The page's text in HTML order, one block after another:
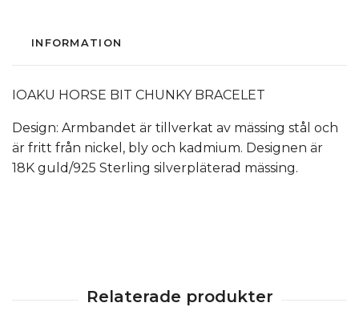
INFORMATION
IOAKU HORSE BIT CHUNKY BRACELET
Design: Armbandet är tillverkat av mässing stål och
är fritt från nickel, bly och kadmium. Designen är
18K guld/925 Sterling silverpläterad mässing.